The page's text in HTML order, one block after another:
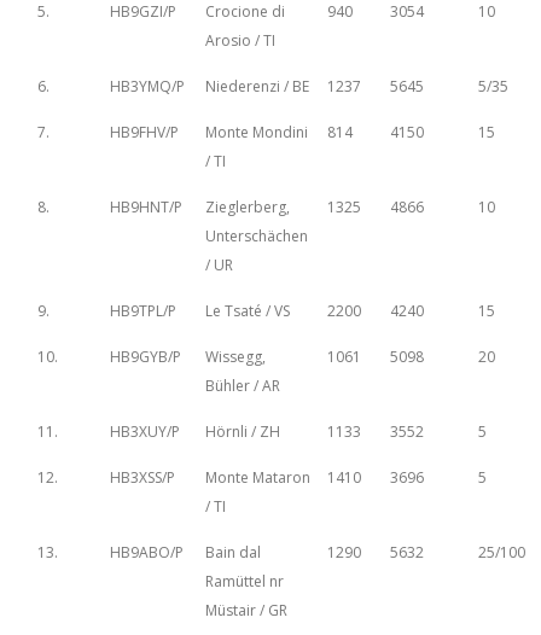
5. HB9GZI/P
Crocione di
Arosio / TI
940 3054 10
6. HB3YMQ/P Niederenzi / BE 1237 5645 5/35
7. HB9FHV/P
Monte Mondini
/ TI
814 4150 15
8. HB9HNT/P
Zieglerberg,
Unterschächen
/ UR
1325 4866 10
9. HB9TPL/P Le Tsaté / VS 2200 4240 15
10. HB9GYB/P
Wissegg,
Bühler / AR
1061 5098 20
11. HB3XUY/P Hörnli / ZH 1133 3552 5
12. HB3XSS/P
Monte Mataron
/ TI
1410 3696 5
13. HB9ABO/P
Bain dal
Ramüttel nr
Müstair / GR
1290 5632 25/100